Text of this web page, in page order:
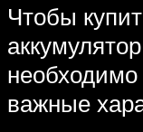
Чтобы
важные